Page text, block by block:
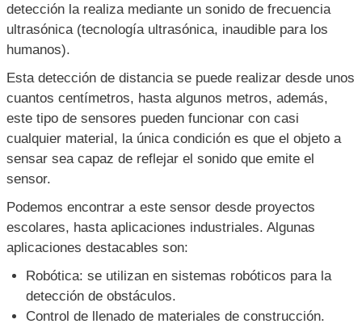
detección la realiza mediante un sonido de frecuencia
ultrasónica (tecnología ultrasónica, inaudible para los
humanos).
Esta detección de distancia se puede realizar desde unos
cuantos centímetros, hasta algunos metros, además,
este tipo de sensores pueden funcionar con casi
cualquier material, la única condición es que el objeto a
sensar sea capaz de reflejar el sonido que emite el
sensor.
Podemos encontrar a este sensor desde proyectos
escolares, hasta aplicaciones industriales. Algunas
aplicaciones destacables son:
Robótica: se utilizan en sistemas robóticos para la
detección de obstáculos.
Control de llenado de materiales de construcción.